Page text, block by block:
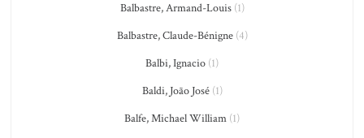
Balbastre, Armand-Louis(1)
Balbastre, Claude-Bénigne(4)
Balbi, Ignacio (1)
Baldi, João José(1)
Balfe, Michael William (1)